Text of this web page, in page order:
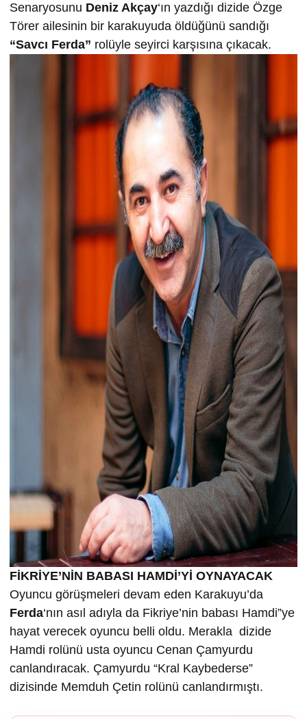
Senaryosunu Deniz Akçay‘ın yazdığı dizide Özge
Törer ailesinin bir karakuyuda öldüğünü sandığı
“Savcı Ferda” rolüyle seyirci karşısına çıkacak.
FİKRİYE’NİN BABASI HAMDİ’Yİ OYNAYACAK
Oyuncu görüşmeleri devam eden Karakuyu’da
Ferda‘nın asıl adıyla da Fikriye’nin babası Hamdi”ye
hayat verecek oyuncu belli oldu. Merakla dizide
Hamdi rolünü usta oyuncu Cenan Çamyurdu
canlandıracak. Çamyurdu “Kral Kaybederse”
dizisinde Memduh Çetin rolünü canlandırmıştı.